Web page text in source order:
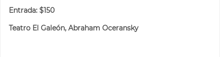
Entrada: $150
Teatro El Galeón, Abraham Oceransky